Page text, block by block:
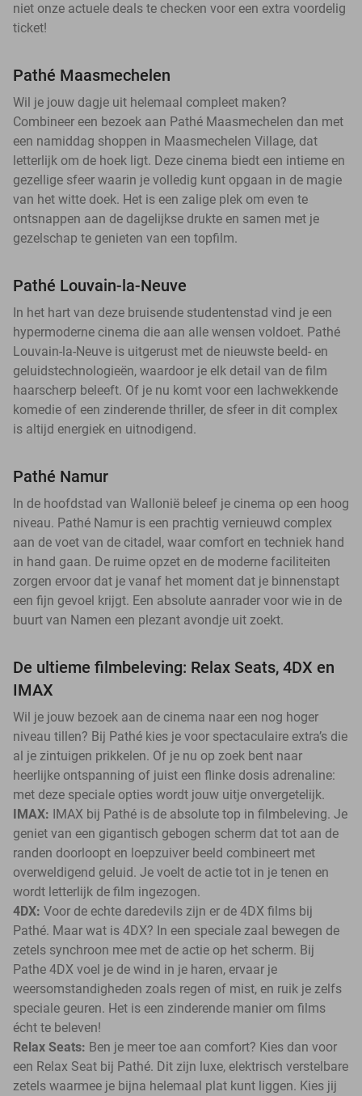
niet onze actuele deals te checken voor een extra voordelig
ticket!
Pathé Maasmechelen
Wil je jouw dagje uit helemaal compleet maken?
Combineer een bezoek aan Pathé Maasmechelen dan met
een namiddag shoppen in Maasmechelen Village, dat
letterlijk om de hoek ligt. Deze cinema biedt een intieme en
gezellige sfeer waarin je volledig kunt opgaan in de magie
van het witte doek. Het is een zalige plek om even te
ontsnappen aan de dagelijkse drukte en samen met je
gezelschap te genieten van een topfilm.
Pathé Louvain-la-Neuve
In het hart van deze bruisende studentenstad vind je een
hypermoderne cinema die aan alle wensen voldoet. Pathé
Louvain-la-Neuve is uitgerust met de nieuwste beeld- en
geluidstechnologieën, waardoor je elk detail van de film
haarscherp beleeft. Of je nu komt voor een lachwekkende
komedie of een zinderende thriller, de sfeer in dit complex
is altijd energiek en uitnodigend.
Pathé Namur
In de hoofdstad van Wallonië beleef je cinema op een hoog
niveau. Pathé Namur is een prachtig vernieuwd complex
aan de voet van de citadel, waar comfort en techniek hand
in hand gaan. De ruime opzet en de moderne faciliteiten
zorgen ervoor dat je vanaf het moment dat je binnenstapt
een fijn gevoel krijgt. Een absolute aanrader voor wie in de
buurt van Namen een plezant avondje uit zoekt.
De ultieme filmbeleving: Relax Seats, 4DX en
IMAX
Wil je jouw bezoek aan de cinema naar een nog hoger
niveau tillen? Bij Pathé kies je voor spectaculaire extra’s die
al je zintuigen prikkelen. Of je nu op zoek bent naar
heerlijke ontspanning of juist een flinke dosis adrenaline:
met deze speciale opties wordt jouw uitje onvergetelijk.
IMAX: IMAX bij Pathé is de absolute top in filmbeleving. Je
geniet van een gigantisch gebogen scherm dat tot aan de
randen doorloopt en loepzuiver beeld combineert met
overweldigend geluid. Je voelt de actie tot in je tenen en
wordt letterlijk de film ingezogen.
4DX: Voor de echte daredevils zijn er de 4DX films bij
Pathé. Maar wat is 4DX? In een speciale zaal bewegen de
zetels synchroon mee met de actie op het scherm. Bij
Pathe 4DX voel je de wind in je haren, ervaar je
weersomstandigheden zoals regen of mist, en ruik je zelfs
speciale geuren. Het is een zinderende manier om films
écht te beleven!
Relax Seats: Ben je meer toe aan comfort? Kies dan voor
een Relax Seat bij Pathé. Dit zijn luxe, elektrisch verstelbare
zetels waarmee je bijna helemaal plat kunt liggen. Kies jij